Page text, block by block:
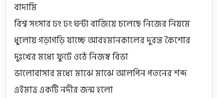
বাদামি
বিশ্ব সংসার ঢং ঢং ঘন্টা বাজিয়ে চলেছে নিজের নিয়মে
ধুলোয় গড়াগড়ি যাচ্ছে আবহমানকালের দুরন্ত কৈশোর
দুঃখের মধ্যে ফুটে ওঠে নিজস্ব বিভা
ভালোবাসার মধ্যে মাঝে মাঝে আলপিন পতনের শব্দ
এইমাত্র একটি নদীর জন্ম হলো